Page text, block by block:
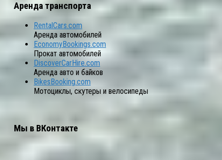
Аренда транспорта
RentalCars.com
Аренда автомобилей
EconomyBookings.com
Прокат автомобилей
DiscoverCarHire.com
Аренда авто и байков
BikesBooking.com
Мотоциклы, скутеры и велосипеды
Мы в ВКонтакте